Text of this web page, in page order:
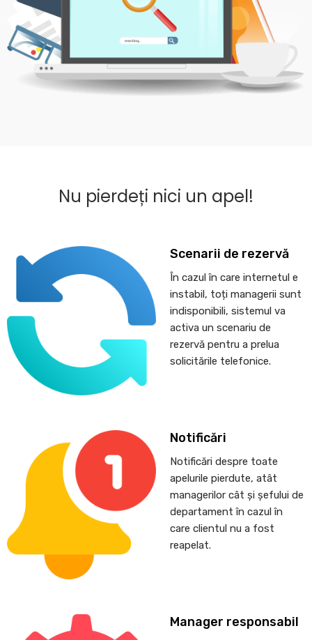
Nu pierdeți nici un apel!
Scenarii de rezervă
În cazul în care internetul e
instabil, toți managerii sunt
indisponibili, sistemul va
activa un scenariu de
rezervă pentru a prelua
solicitările telefonice.
Notificări
Notificări despre toate
apelurile pierdute, atât
managerilor cât și șefului de
departament în cazul în
care clientul nu a fost
reapelat.
Manager responsabil